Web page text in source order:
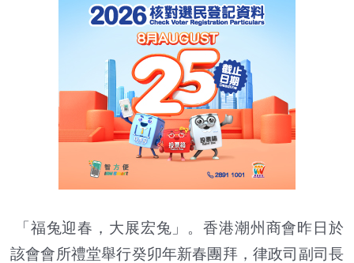
「福兔迎春，大展宏兔」。香港潮州商會昨日於
該會會所禮堂舉行癸卯年新春團拜，律政司副司長